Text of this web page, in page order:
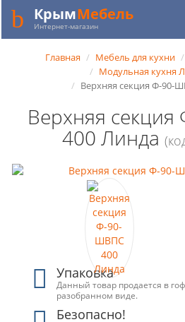
КрымМебель
Интернет-магазин
Главная Мебель для кухни
Модульная кухня
Верхняя секция Ф-90-
Верхняя
400 Линда
Упаковка
Данный товар продается в
разобранном виде.
Безопасно!